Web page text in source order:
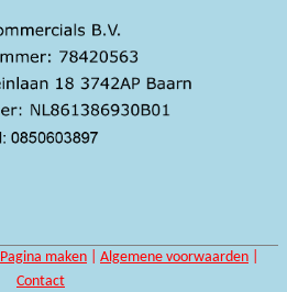
Pagina maken Algemene voorwaarden
Contact